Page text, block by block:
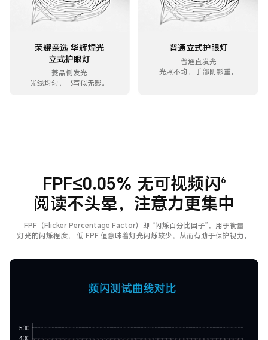
荣耀亲选 华辉煌光
立式护眼灯
菱晶侧发光
光线均匀，书写似无影。
普通立式护眼灯
普通直发光
光照不均，手部阴影重。
FPF≤0.05% 无可视频闪6
阅读不头晕，注意力更集中
FPF（Flicker Percentage Factor）即 “闪烁百分比因子”，用于衡量
灯光的闪烁程度，
低 FPF 值意味着灯光闪烁较少，从而有助于保护视力。